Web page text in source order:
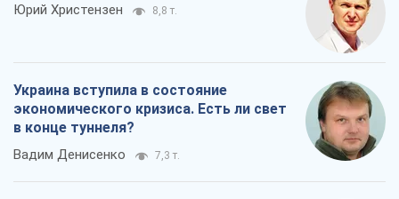
Юрий Христензен 8,8 т.
Украина вступила в состояние
экономического кризиса. Есть ли свет
в конце туннеля?
Вадим Денисенко 7,3 т.